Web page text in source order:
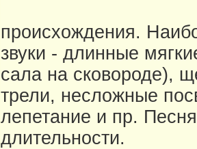
происхождения.
звуки - длинные
сала на сковороде),
трели, несложные
лепетание и пр.
длительности.